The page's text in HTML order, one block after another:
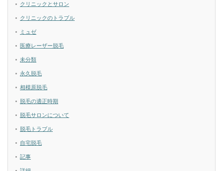
クリニックとサロン
クリニックのトラブル
ミュゼ
医療レーザー脱毛
未分類
永久脱毛
相模原脱毛
脱毛の適正時期
脱毛サロンについて
脱毛トラブル
自宅脱毛
記事